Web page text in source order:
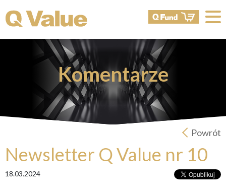
Komentarze
Powrót
Newsletter Q Value nr 10
18.03.2024